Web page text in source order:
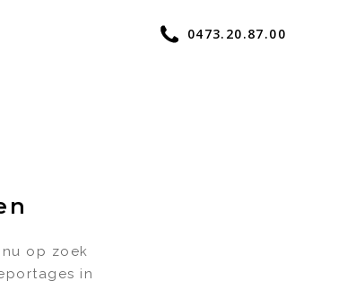
0473.20.87.00
op zoek
in